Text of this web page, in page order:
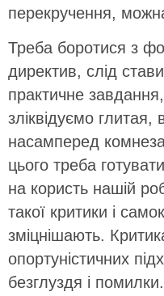
перекручення,
Треба боротися з
директив, слід
практичне
зліквідуємо глитая,
насамперед
цього треба
на користь нашій
такої критики і
зміцнішають.
опортуністичних
безглуздя і